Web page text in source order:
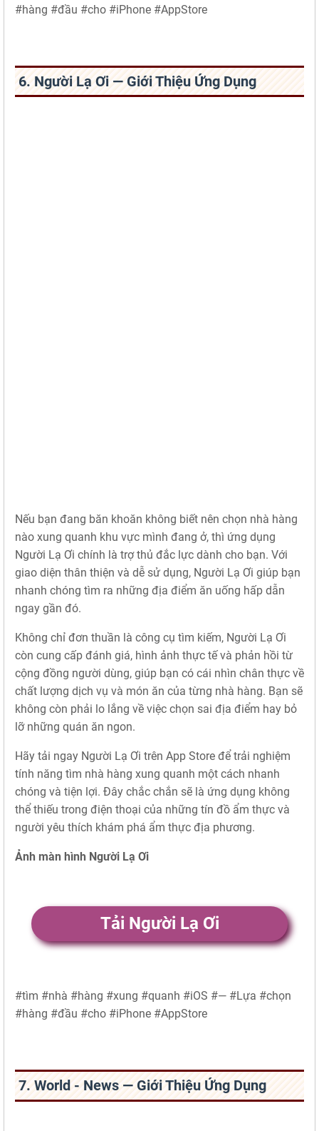
#hàng #đầu #cho #iPhone #AppStore
6. Người Lạ Ơi — Giới Thiệu Ứng Dụng
Nếu bạn đang băn khoăn không biết nên chọn nhà hàng
nào xung quanh khu vực mình đang ở, thì ứng dụng
Người Lạ Ơi chính là trợ thủ đắc lực dành cho bạn. Với
giao diện thân thiện và dễ sử dụng, Người Lạ Ơi giúp bạn
nhanh chóng tìm ra những địa điểm ăn uống hấp dẫn
ngay gần đó.
Không chỉ đơn thuần là công cụ tìm kiếm, Người Lạ Ơi
còn cung cấp đánh giá, hình ảnh thực tế và phản hồi từ
cộng đồng người dùng, giúp bạn có cái nhìn chân thực về
chất lượng dịch vụ và món ăn của từng nhà hàng. Bạn sẽ
không còn phải lo lắng về việc chọn sai địa điểm hay bỏ
lỡ những quán ăn ngon.
Hãy tải ngay Người Lạ Ơi trên App Store để trải nghiệm
tính năng tìm nhà hàng xung quanh một cách nhanh
chóng và tiện lợi. Đây chắc chắn sẽ là ứng dụng không
thể thiếu trong điện thoại của những tín đồ ẩm thực và
người yêu thích khám phá ẩm thực địa phương.
Ảnh màn hình Người Lạ Ơi
Tải Người Lạ Ơi
#tìm #nhà #hàng #xung #quanh #iOS #— #Lựa #chọn
#hàng #đầu #cho #iPhone #AppStore
7. World - News — Giới Thiệu Ứng Dụng